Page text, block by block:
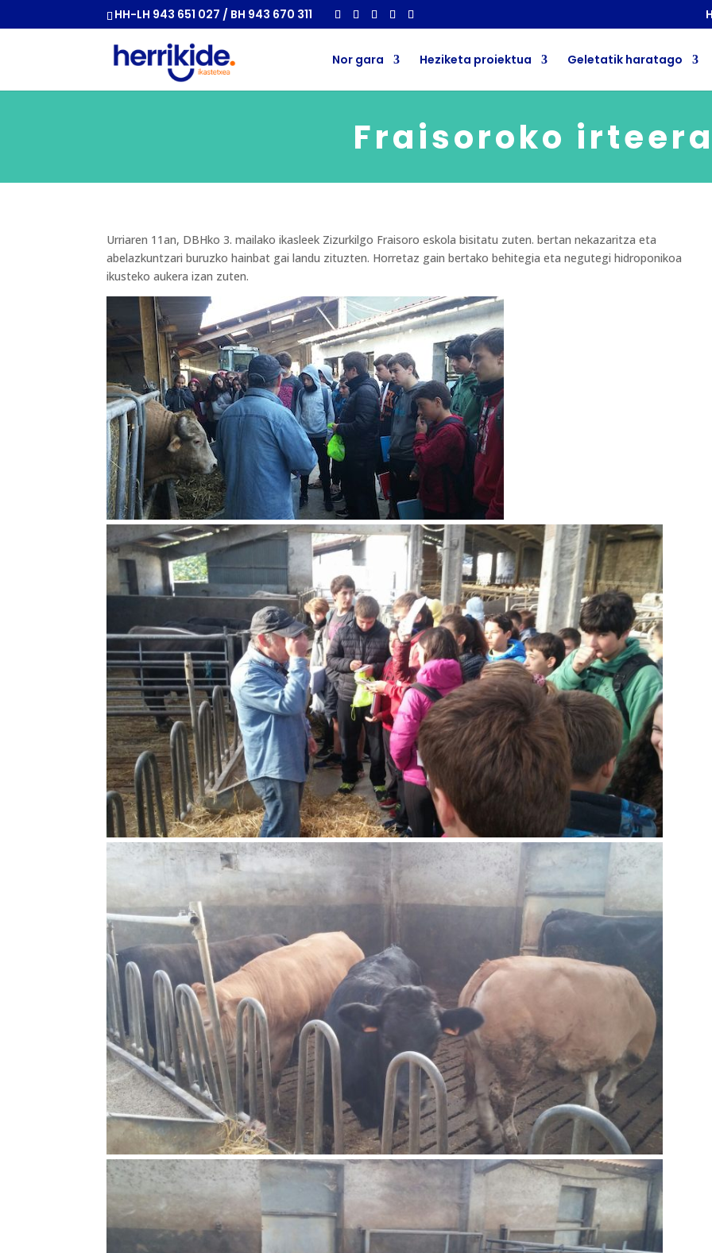
HH-LH 943 651 027 / BH 943 670 311
Nor gara Heziketa proiektua Geletatik haratago
Fraisoroko irteera
Urriaren 11an, DBHko 3. mailako ikasleek Zizurkilgo Fraisoro eskola bisitatu zuten. bertan nekazaritza eta
abelazkuntzari buruzko hainbat gai landu zituzten. Horretaz gain bertako behitegia eta negutegi hidroponikoa
ikusteko aukera izan zuten.